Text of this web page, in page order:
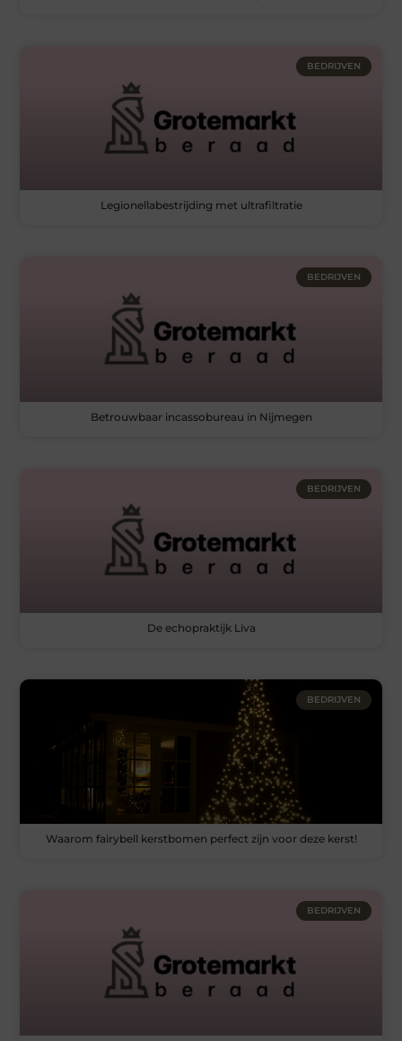
BEDRIJVEN
Legionellabestrijding met ultrafiltratie
BEDRIJVEN
Betrouwbaar incassobureau in Nijmegen
BEDRIJVEN
De echopraktijk Liva
BEDRIJVEN
Waarom fairybell kerstbomen perfect zijn voor deze kerst!
BEDRIJVEN